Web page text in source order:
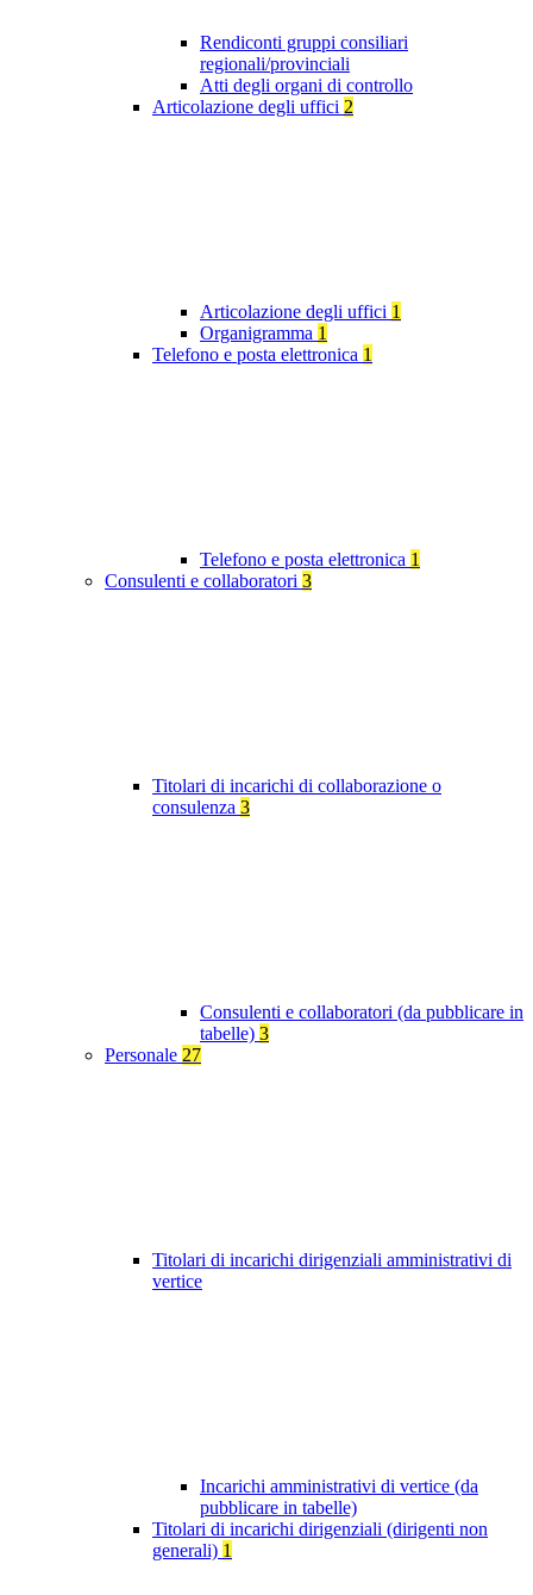
Rendiconti gruppi consiliari
regionali/provinciali
Atti degli organi di controllo
Articolazione degli uffici 2
Articolazione degli uffici 1
Organigramma 1
Telefono e posta elettronica 1
Telefono e posta elettronica 1
Consulenti e collaboratori 3
Titolari di incarichi di collaborazione o
consulenza 3
Consulenti e collaboratori (da pubblicare in
tabelle) 3
Personale 27
Titolari di incarichi dirigenziali amministrativi di
vertice
Incarichi amministrativi di vertice (da
pubblicare in tabelle)
Titolari di incarichi dirigenziali (dirigenti non
generali) 1